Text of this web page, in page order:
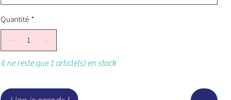
Quantité *
Il ne reste que 1 article(s) en stock